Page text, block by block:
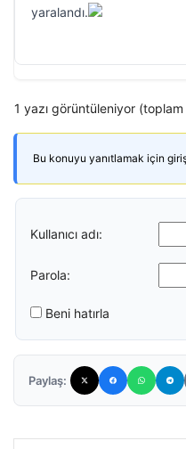
yaralandı.
1 yazı görüntüleniyor (toplam
Bu konuyu yanıtlamak için giriş
Kullanıcı adı:
Parola:
Beni hatırla
Paylaş: